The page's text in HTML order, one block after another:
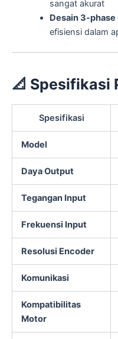
sangat akurat
Desain 3-
efisiensi dalam
📐 Spesifikasi
Spesifikasi
Model
Daya Output
Tegangan Input
Frekuensi Input
Resolusi Encoder
Komunikasi
Kompatibilitas
Motor